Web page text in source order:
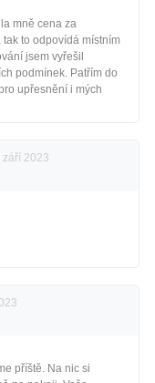
mně cena za
to odpovídá místním
jsem vyřešil
podmínek. Patřím do
upřesnění i mých
září 2023
příště. Na nic si